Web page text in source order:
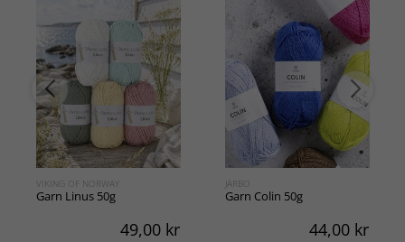
VIKING OF NORWAY
Garn Linus 50g
49,00 kr
JÄRBO
Garn Colin 50g
44,00 kr